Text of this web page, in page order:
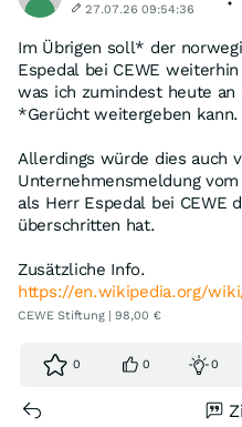
27.07.26 09:54:36
Im Übrigen soll* der
Espedal bei CEWE
was ich zumindest heute
*Gerücht weitergeben kann.
Allerdings würde dies auch
Unternehmensmeldung
als Herr Espedal bei CEWE
überschritten hat.
Zusätzliche Info.
https://en.wikipedia.org/
CEWE Stiftung | 98,00 €
0 0 0